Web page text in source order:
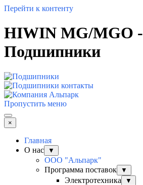
Перейти к контенту
HIWIN MG/MGO -
Подшипники
Пропустить меню
×
Главная
О нас
▼
ООО "Альпарк"
Программа поставок
▼
Электротехника ▼